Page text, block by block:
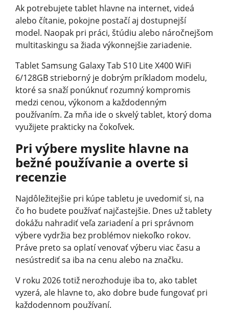
Ak potrebujete tablet hlavne na internet, videá
alebo čítanie, pokojne postačí aj dostupnejší
model. Naopak pri práci, štúdiu alebo náročnejšom
multitaskingu sa žiada výkonnejšie zariadenie.
Tablet Samsung Galaxy Tab S10 Lite X400 WiFi
6/128GB strieborný je dobrým príkladom modelu,
ktoré sa snaží ponúknuť rozumný kompromis
medzi cenou, výkonom a každodenným
používaním. Za mňa ide o skvelý tablet, ktorý doma
využijete prakticky na čokoľvek.
Pri výbere myslite hlavne na
bežné používanie a overte si
recenzie
Najdôležitejšie pri kúpe tabletu je uvedomiť si, na
čo ho budete používať najčastejšie. Dnes už tablety
dokážu nahradiť veľa zariadení a pri správnom
výbere vydržia bez problémov niekoľko rokov.
Práve preto sa oplatí venovať výberu viac času a
nesústrediť sa iba na cenu alebo na značku.
V roku 2026 totiž nerozhoduje iba to, ako tablet
vyzerá, ale hlavne to, ako dobre bude fungovať pri
každodennom používaní.